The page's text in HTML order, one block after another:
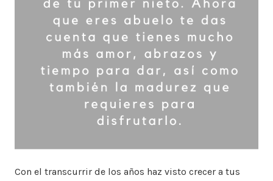
Con el transcurrir de los años haz visto crecer a tus